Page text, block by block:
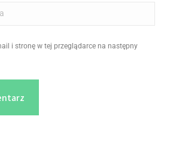
i stronę w tej przeglądarce na następny